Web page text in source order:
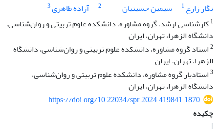
نگار زارع 1 سیمین حسینیان 2 آزاده طاهری3
1کارشناسی ارشد، گروه مشاوره، دانشکده علوم تربیتی و روان‌شناسی،
دانشگاه الزهرا، تهران، ایران
2استاد گروه مشاوره، دانشکده علوم تربیتی و روان‌شناسی، دانشگاه
الزهرا، تهران، ایران
3استادیار گروه مشاوره، دانشکده علوم تربیتی و روان‌شناسی،
دانشگاه الزهرا، تهران، ایران
https://doi.org/10.22034/spr.2024.419841.1870
چکیده